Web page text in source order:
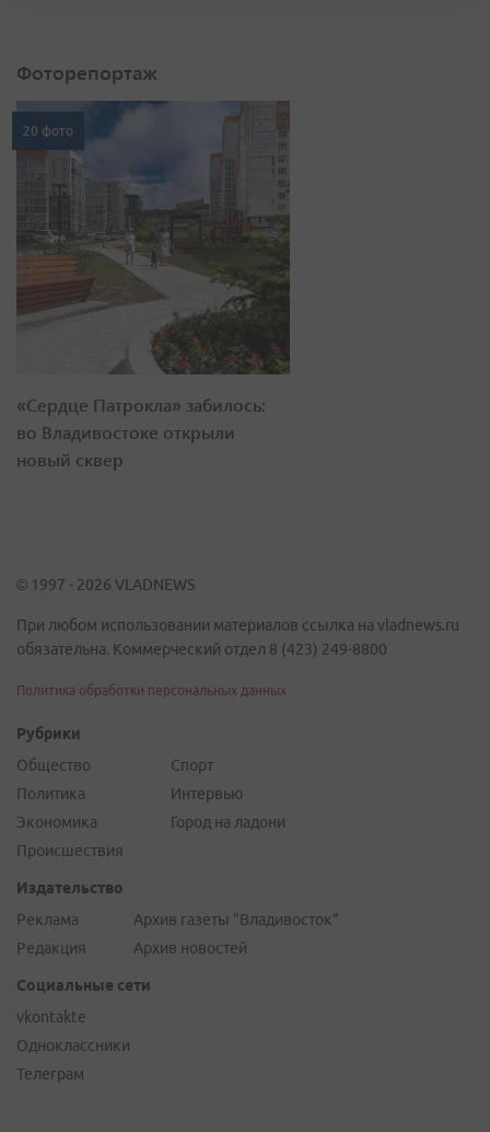
Фоторепортаж
20 фото
«Сердце Патрокла» забилось:
во Владивостоке открыли
новый сквер
© 1997 - 2026 VLADNEWS
При любом использовании материалов ссылка на vladnews.ru
обязательна. Коммерческий отдел 8 (423) 249-8800
Политика обработки персональных данных
Рубрики
Общество
Политика
Экономика
Происшествия
Спорт
Интервью
Город на ладони
Издательство
Реклама
Редакция
Архив газеты "Владивосток"
Архив новостей
Социальные сети
vkontakte
Одноклассники
Телеграм